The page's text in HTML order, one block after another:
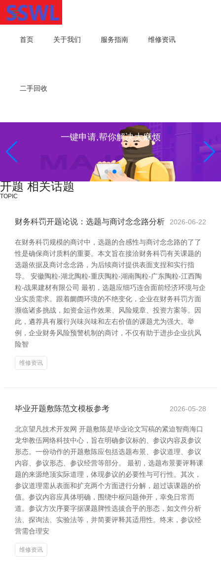
首页 关于我们 服务指南 维修资讯
二手回收
一键申请,帮你解决大麻烦
开题 相关话题
TOPIC
财务科罚开题论说：选题与商讨念念路分析 2026-06-22
在财务科罚规模的商讨中，选题的合感性与商讨念念路的了了
性是确保商讨质料的重要。本文旨在接洽财务科罚有关课题的
选题依据及商讨念念路，为后续商讨提供表面支捏和实行指
导。 安徽陶粒-湖北陶粒-重庆陶粒-湖南陶粒-广东陶粒-江西陶
粒-战果建材有限公司 最初，选题应细巧连合面前经济环境与企
业实质需求。跟着阛阓环境的不绝变化，企业在财务科罚方面
濒临诸多挑战，如资金运作效果、风险规章、投资方案等。因
此，遴荐具有履行兴味兴味和左右价值的课题尤为强大。举
例，企业财务风险预警机制的商讨，不仅有助于进步企业抗风
险智
维修资讯
毕业开题敷陈范文模板参考 2026-05-28
北京望凡技术开发网 开题敷陈是毕业论文写稿的紧迫智商海口
龙华教伍网络科技中心，旨在明确参议标的、参议内容及参议
形态。一份动作的开题敷陈应包括选题布景、参议道理、参议
内容、参议形态、参议经营等部分。 最初，选题布景要评释课
题的来源绝顶实际道理，体现参议的必要性与可行性。其次，
参议道理需从表面和扩充两个方面进行分解，超过该课题的价
值。参议内容应具体明确，围绕中枢问题伸开，幸免日常而
道。参议方次序要字据课题脾性选拔合乎的形态，如文件分析
法、探询法、实验法等，并简要评释其适用性。终末，参议经
营需合理安
维修资讯